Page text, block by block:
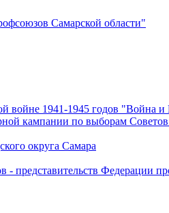
Самарской области"
войне 1941-1945 годов "Война и
кампании по выборам Советов
округа Самара
- представительств Федерации